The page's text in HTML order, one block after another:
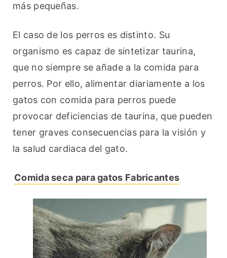
más pequeñas.
El caso de los perros es distinto. Su
organismo es capaz de sintetizar taurina,
que no siempre se añade a la comida para
perros. Por ello, alimentar diariamente a los
gatos con comida para perros puede
provocar deficiencias de taurina, que pueden
tener graves consecuencias para la visión y
la salud cardiaca del gato.
Comida seca para gatos Fabricantes